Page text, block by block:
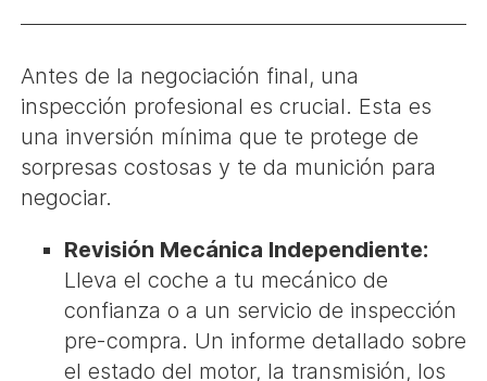
Antes de la negociación final, una
inspección profesional es crucial. Esta es
una inversión mínima que te protege de
sorpresas costosas y te da munición para
negociar.
Revisión Mecánica Independiente:
Lleva el coche a tu mecánico de
confianza o a un servicio de inspección
pre-compra. Un informe detallado sobre
el estado del motor, la transmisión, los